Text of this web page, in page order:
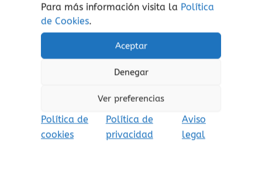
Para más información visita la Política
de Cookies.
Aceptar
Denegar
Ver preferencias
Política de
cookies
Política de
privacidad
Aviso
legal
30 piezas.
Reglas del juego.
No apto para niños menores de 3
Aviso de seguridad: El embalaje no es un
juguete. Retire el embalaje antes de jugar.